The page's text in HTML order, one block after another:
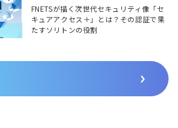
FNETSが描く次世代セキュリティ像「セ
キュアアクセス＋」とは？その認証で果
たすソリトンの役割